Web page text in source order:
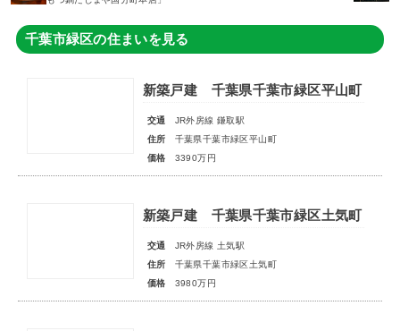
千葉市緑区の住まいを見る
新築戸建 千葉県千葉市緑区平山町
交通
JR外房線 鎌取駅
住所
千葉県千葉市緑区平山町
価格
3390万円
新築戸建 千葉県千葉市緑区土気町
交通
JR外房線 土気駅
住所
千葉県千葉市緑区土気町
価格
3980万円